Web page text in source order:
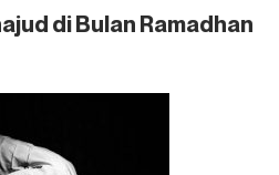
di Bulan Ramadhan